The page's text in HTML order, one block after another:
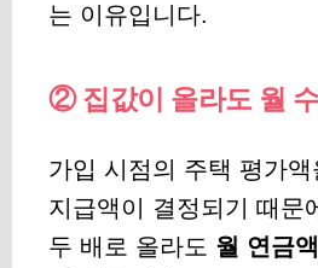
는 이유입니다.
② 집값이 올라도 월
가입 시점의 주택 평가
지급액이 결정되기 때문
두 배로 올라도 월 연금